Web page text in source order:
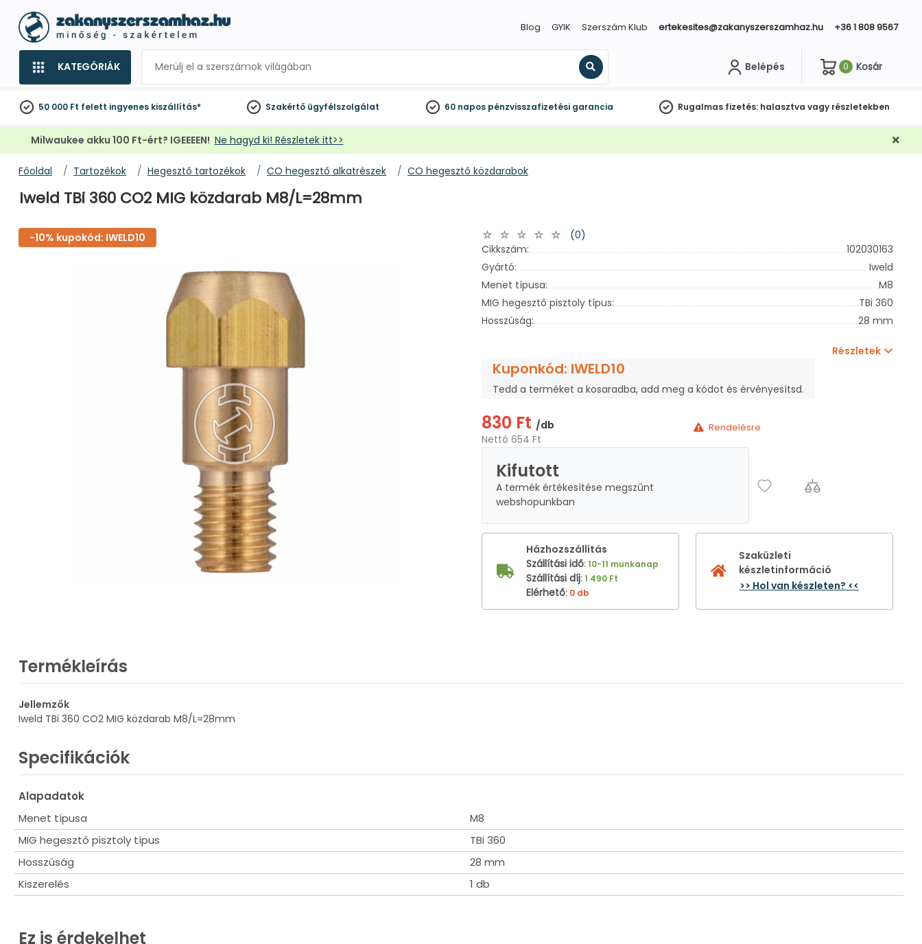
Blog GYIK Szerszám Klub ertekesites@zakanyszerszamhaz.hu +36 1 808 9567
KATEGÓRIÁK
Keresés
Belépés 0 Kosár
50 000 Ft felett ingyenes kiszállítás* Szakértő ügyfélszolgálat 60 napos pénzvisszafizetési garancia Rugalmas fizetés: halasztva vagy részletekben
Milwaukee akku 100 Ft-ért? IGEEEEN! Ne hagyd ki! Részletek itt>>
Főoldal Tartozékok Hegesztő tartozékok CO hegesztő alkatrészek CO hegesztő közdarabok
Iweld TBi 360 CO2 MIG közdarab M8/L=28mm
-10% kupokód: IWELD10
(0)
Cikkszám:
102030163
Gyártó:
Iweld
Menet típusa:
M8
MIG hegesztő pisztoly típus:
TBi 360
Hosszúság:
28 mm
Részletek
Kuponkód: IWELD10
Tedd a terméket a kosaradba, add meg a kódot és érvényesítsd.
830 Ft /db
Nettó 654 Ft
Rendelésre
Kifutott
A termék értékesítése megszűnt
webshopunkban
Házhozszállítás
Szállítási idő:10-11 munkanap
Szállítási díj:1 490 Ft
Elérhető: 0 db
Szaküzleti
készletinformáció
>> Hol van készleten? <<
Termékleírás
Jellemzők
Iweld TBi 360 CO2 MIG közdarab M8/L=28mm
Specifikációk
Alapadatok
Menet típusa
M8
MIG hegesztő pisztoly típus
TBi 360
Hosszúság
28 mm
Kiszerelés
1 db
Ez is érdekelhet